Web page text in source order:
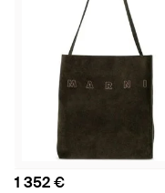
1 352 €